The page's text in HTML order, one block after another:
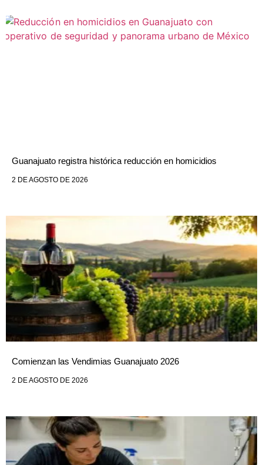
Guanajuato registra histórica reducción en homicidios
2 DE AGOSTO DE 2026
Comienzan las Vendimias Guanajuato 2026
2 DE AGOSTO DE 2026